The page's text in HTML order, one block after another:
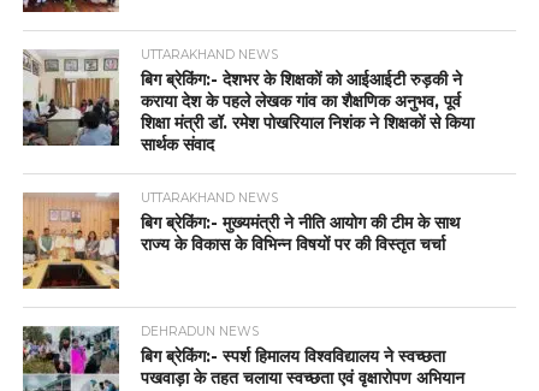
UTTARAKHAND NEWS
बिग ब्रेकिंग:- देशभर के शिक्षकों को आईआईटी रुड़की ने
कराया देश के पहले लेखक गांव का शैक्षणिक अनुभव, पूर्व
शिक्षा मंत्री डॉ. रमेश पोखरियाल निशंक ने शिक्षकों से किया
सार्थक संवाद
UTTARAKHAND NEWS
बिग ब्रेकिंग:- मुख्यमंत्री ने नीति आयोग की टीम के साथ
राज्य के विकास के विभिन्न विषयों पर की विस्तृत चर्चा
DEHRADUN NEWS
बिग ब्रेकिंग:- स्पर्श हिमालय विश्वविद्यालय ने स्वच्छता
पखवाड़ा के तहत चलाया स्वच्छता एवं वृक्षारोपण अभियान